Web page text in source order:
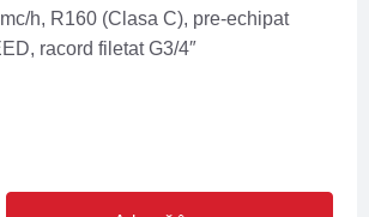
h, R160 (Clasa C), pre-echipat
racord filetat G3/4″